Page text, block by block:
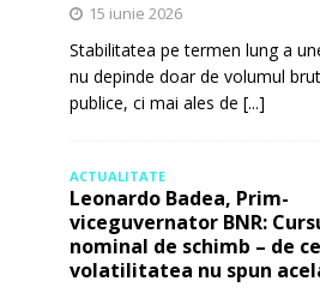
15 iunie 2026
Stabilitatea pe termen lung a
nu depinde doar de volumul
publice, ci mai ales de [...]
ACTUALITATE
Leonardo Badea, Prim-
viceguvernator BNR:
nominal de schimb – de
volatilitatea nu spun